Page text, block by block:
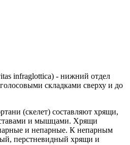
infraglottica) - нижний отдел
складками сверху и до
(скелет) составляют хрящи,
и мышцами. Хрящи
и непарные. К непарным
перстневидный хрящи и